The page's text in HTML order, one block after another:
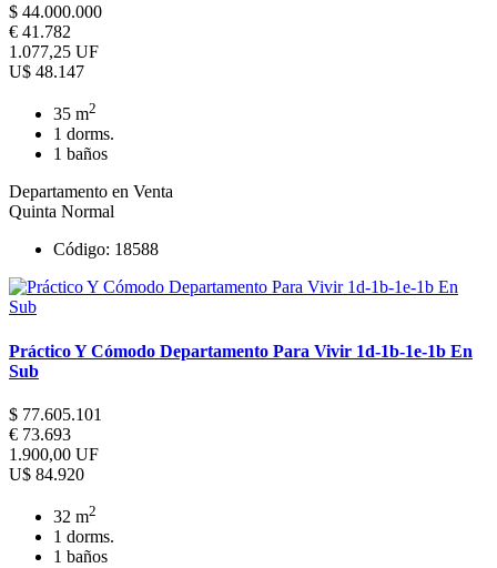
$ 44.000.000
€ 41.782
1.077,25 UF
U$ 48.147
35 m2
1 dorms.
1 baños
Departamento en Venta
Quinta Normal
Código: 18588
Práctico Y Cómodo Departamento Para Vivir 1d-1b-1e-1b En
Sub
$ 77.605.101
€ 73.693
1.900,00 UF
U$ 84.920
32 m2
1 dorms.
1 baños